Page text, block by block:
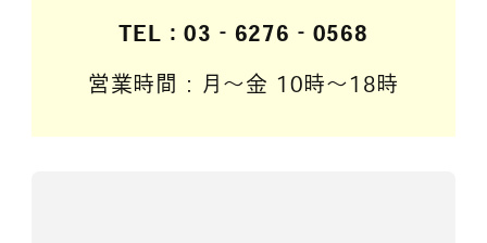
TEL：03‐6276‐0568
営業時間：月～金 10時～18時